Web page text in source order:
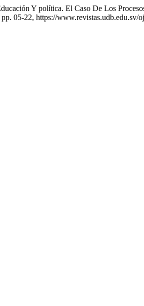
Y política. El Caso De Los
pp. 05-22, https://